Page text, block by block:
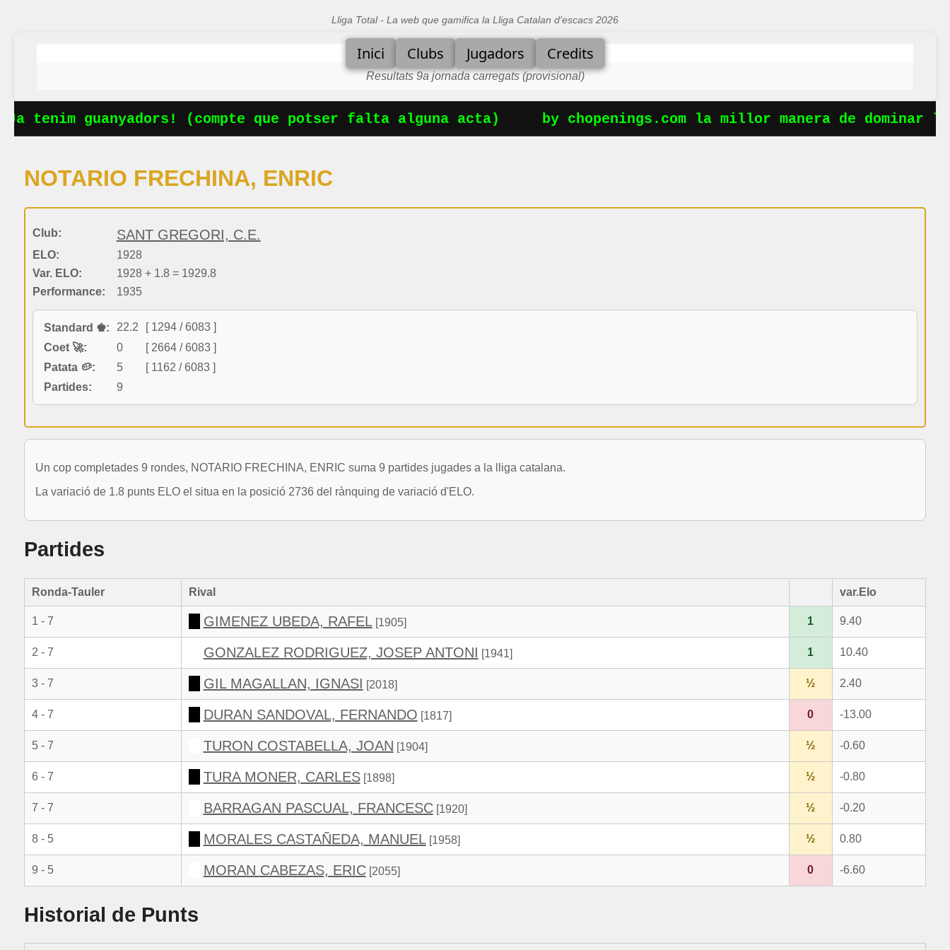
Lliga Total - La web que gamifica la Lliga Catalan d'escacs 2026
Inici Clubs Jugadors Credits
Resultats 9a jornada carregats (provisional)
tenim guanyadors! (compte que potser falta alguna acta) by chopenings.com la millor manera de dominar
NOTARIO FRECHINA, ENRIC
Club: SANT GREGORI, C.E.
ELO:
1928
Var. ELO:
1928 + 1.8 = 1929.8
Performance:
1935
Standard ♚: 22.2
[ 1294 / 6083 ]
Coet 🚀:
0
[ 2664 / 6083 ]
Patata 🥔:
5
[ 1162 / 6083 ]
Partides:
9
Un cop completades 9 rondes, NOTARIO FRECHINA, ENRIC suma 9 partides jugades a la lliga catalana.
La variació de 1.8 punts ELO el situa en la posició 2736 del rànquing de variació d'ELO.
Partides
Ronda-Tauler Rival var.Elo
1 - 7 GIMENEZ UBEDA, RAFEL[1905] 1 9.40
2 - 7 GONZALEZ RODRIGUEZ, JOSEP ANTONI [1941] 1 10.40
3 - 7 GIL MAGALLAN, IGNASI [2018] ½ 2.40
4 - 7 DURAN SANDOVAL, FERNANDO [1817] 0 -13.00
5 - 7 TURON COSTABELLA, JOAN [1904] ½ -0.60
6 - 7 TURA MONER, CARLES[1898] ½ -0.80
7 - 7 BARRAGAN PASCUAL, FRANCESC[1920] ½ -0.20
8 - 5 MORALES CASTAÑEDA, MANUEL[1958] ½ 0.80
9 - 5 MORAN CABEZAS, ERIC[2055] 0 -6.60
Historial de Punts